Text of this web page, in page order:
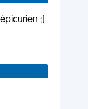
;)